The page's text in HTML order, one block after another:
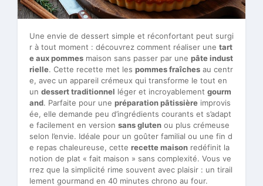
Une envie de dessert simple et réconfortant peut surgi
r à tout moment : découvrez comment réaliser une tart
e aux pommes maison sans passer par une pâte indust
rielle. Cette recette met les pommes fraîches au centr
e, avec un appareil crémeux qui transforme le tout en
un dessert traditionnel léger et incroyablement gourm
and. Parfaite pour une préparation pâtissière improvis
ée, elle demande peu d’ingrédients courants et s’adapt
e facilement en version sans gluten ou plus crémeuse
selon l’envie. Idéale pour un goûter familial ou une fin d
e repas chaleureuse, cette recette maison redéfinit la
notion de plat « fait maison » sans complexité. Vous ve
rrez que la simplicité rime souvent avec plaisir : un tirail
lement gourmand en 40 minutes chrono au four.